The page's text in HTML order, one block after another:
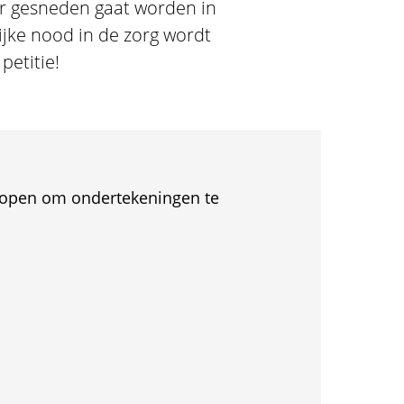
gesneden gaat worden in
nood in de zorg wordt
om ondertekeningen te